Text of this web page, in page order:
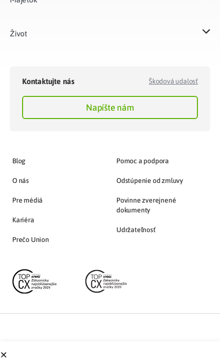
Život​
Kontaktujte nás Škodová udalosť
Napíšte nám
Blog
O nás
Pre médiá
Kariéra
Prečo Union
Pomoc a podpora
Odstúpenie od zmluvy
Povinne zverejnené
dokumenty
Udržateľnosť